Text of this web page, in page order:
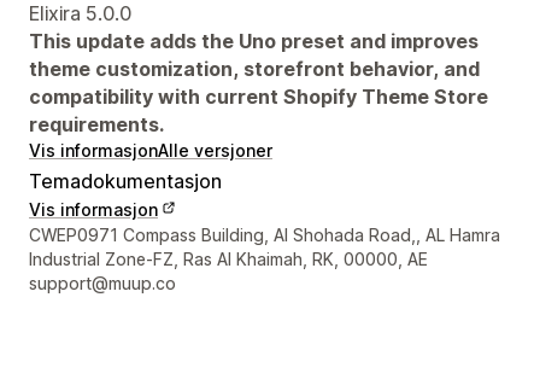
Elixira 5.0.0
This update adds the Uno preset and improves
theme customization, storefront behavior, and
compatibility with current Shopify Theme Store
requirements.
Vis informasjonAlle versjoner
Temadokumentasjon
Vis informasjon
Designerens kontaktinfo
CWEP0971 Compass Building, Al Shohada Road,, AL Hamra
Industrial Zone-FZ, Ras Al Khaimah, RK, 00000, AE
support@muup.co